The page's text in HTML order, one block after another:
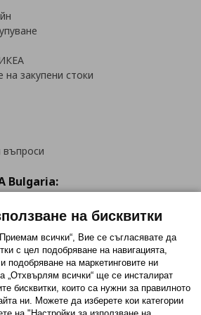
закупени стоки
въпроси
Bulgaria:
PinterestInstagram
на бисквитки
всички“, Вие се съгласявате да
с цел подобряване на навигацията,
подобряване на маркетинговите ни
„Отхвърлям всички“ ще се инсталират
бисквитки, които са нужни за правилното
ни. Можете да изберете кои категории